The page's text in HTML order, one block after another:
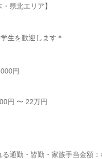
県北エリア】
生を歓迎します＊
円
円 〜 22万円
通勤・皆勤・家族手当金額：